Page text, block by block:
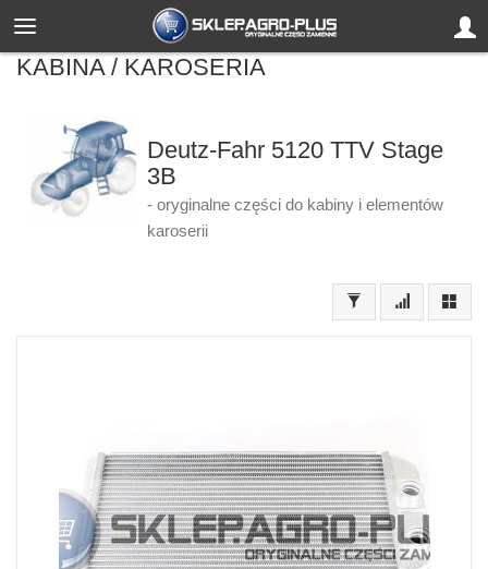
KABINA / KAROSERIA
Deutz-Fahr 5120 TTV Stage
3B
- oryginalne części do kabiny i elementów
karoserii